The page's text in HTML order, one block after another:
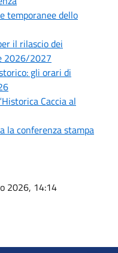
temporanee dello
il rilascio dei
2026/2027
gli orari di
Caccia al
la conferenza stampa
2026, 14:14